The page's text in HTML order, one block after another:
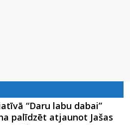
“Daru labu dabai”
palīdzēt atjaunot Jašas